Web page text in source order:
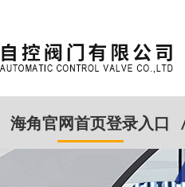
海角官网首页登录入口
新